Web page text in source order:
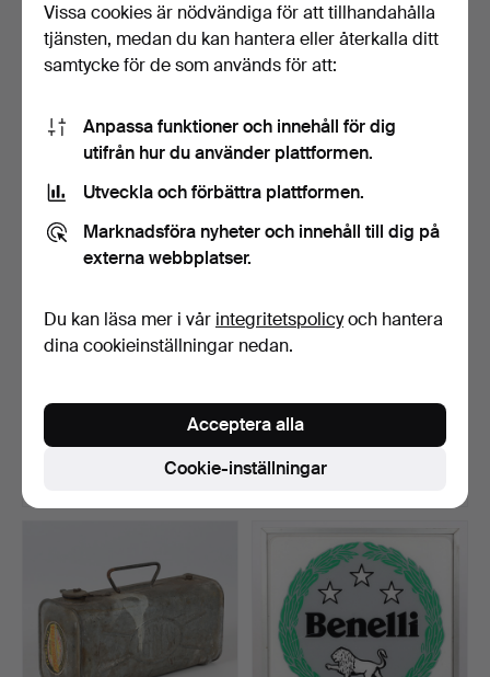
NUMMERPLÅTAR, 6 st,
metall och plast, 1900…
Klubbades 7 dec 2025
32 USD
HUSBILSÖVERDRAG,
Brunner, 6 meter. Tysklan…
Klubbades 1 dec 2025
64 USD
VETERANMOTORCYKEL,
DKW NZ 500, Tyskland 19…
märkning, aluminium, 190…
Klubbades 26 nov 2025
1 bud
32 USD
Vissa cookies är nödvändiga för att tillhandahålla
tjänsten, medan du kan hantera eller återkalla ditt
samtycke för de som används för att:
Anpassa funktioner och innehåll för dig
utifrån hur du använder plattformen.
Utveckla och förbättra plattformen.
Marknadsföra nyheter och innehåll till dig på
externa webbplatser.
Du kan läsa mer i vår integritetspolicyoch hantera
dina cookieinställningar nedan.
Cookie-inställningar
Acceptera alla